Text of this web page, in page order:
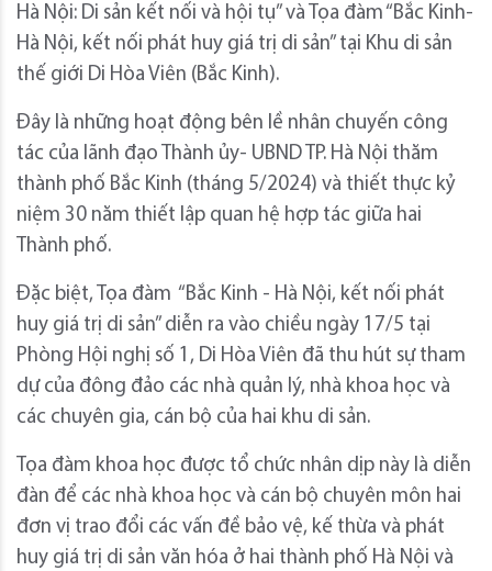
Hà Nội: Di sản kết nối và hội tụ” và Tọa đàm “Bắc Kinh-
Hà Nội, kết nối phát huy giá trị di sản” tại Khu di sản
thế giới Di Hòa Viên (Bắc Kinh).
Đây là những hoạt động bên lề nhân chuyến công
tác của lãnh đạo Thành ủy- UBND TP. Hà Nội thăm
thành phố Bắc Kinh (tháng 5/2024) và thiết thực kỷ
niệm 30 năm thiết lập quan hệ hợp tác giữa hai
Thành phố.
Đặc biệt, Tọa đàm “Bắc Kinh - Hà Nội, kết nối phát
huy giá trị di sản” diễn ra vào chiều ngày 17/5 tại
Phòng Hội nghị số 1, Di Hòa Viên đã thu hút sự tham
dự của đông đảo các nhà quản lý, nhà khoa học và
các chuyên gia, cán bộ của hai khu di sản.
Tọa đàm khoa học được tổ chức nhân dịp này là diễn
đàn để các nhà khoa học và cán bộ chuyên môn hai
đơn vị trao đổi các vấn đề bảo vệ, kế thừa và phát
huy giá trị di sản văn hóa ở hai thành phố Hà Nội và